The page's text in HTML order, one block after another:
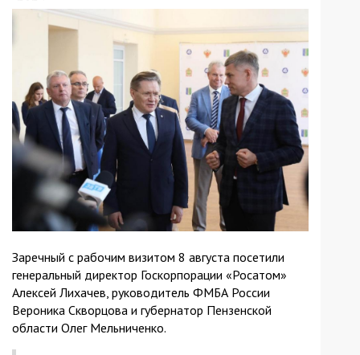
Заречный с рабочим визитом 8 августа посетили
генеральный директор Госкорпорации «Росатом»
Алексей Лихачев, руководитель ФМБА России
Вероника Скворцова и губернатор Пензенской
области Олег Мельниченко.